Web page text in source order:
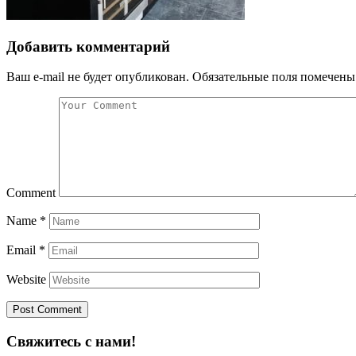
Добавить комментарий
Ваш e-mail не будет опубликован. Обязательные поля
Comment
Name *
Email *
Website
Свяжитесь с нами!